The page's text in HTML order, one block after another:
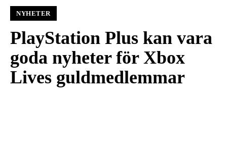
NYHETER
PlayStation Plus kan vara
goda nyheter för Xbox
Lives guldmedlemmar